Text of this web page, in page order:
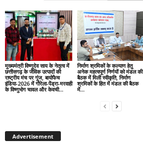
मुख्यमंत्री विष्णुदेव साय के नेतृत्व में
छत्तीसगढ़ के जैविक उत्पादों की
राष्ट्रीय मंच पर गूंज, बायोफैच
इंडिया-2026 में गौरेला-पेंड्रा-मरवाही
के विष्णुभोग चावल और केवची...
निर्माण श्रमिकों के कल्याण हेतु
अनेक महत्वपूर्ण निर्णयों को मंडल की
बैठक में मिली स्वीकृति, निर्माण
श्रमिकों के हित में मंडल की बैठक
में...
Advertisement